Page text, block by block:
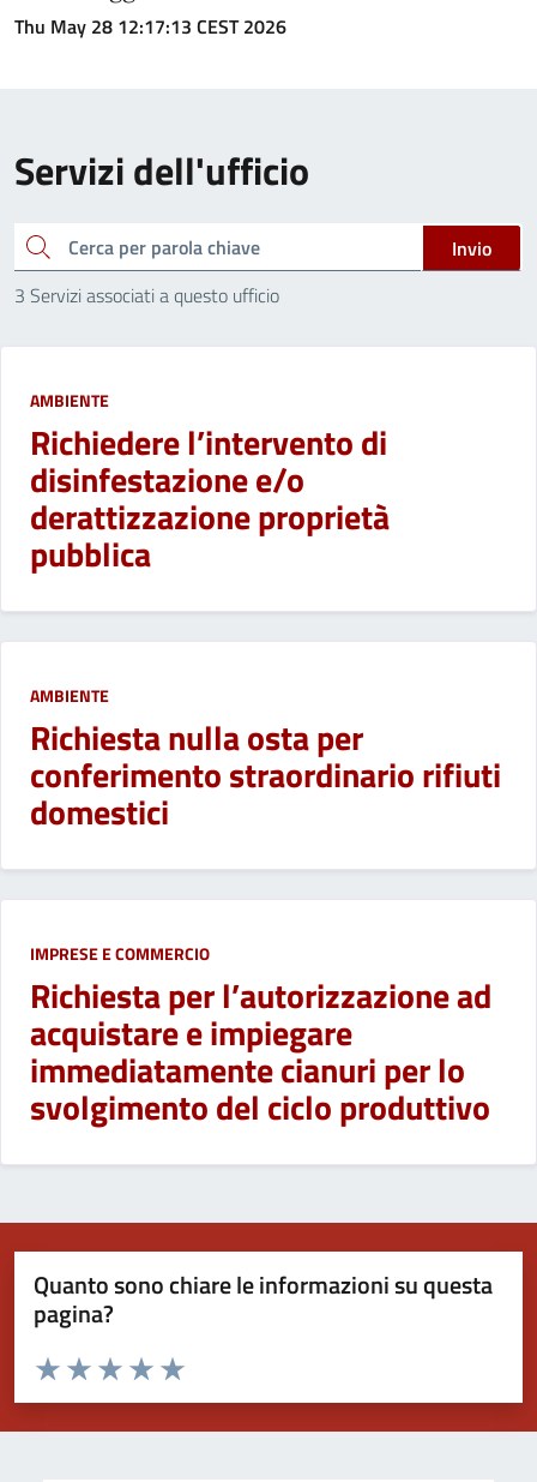
Thu May 28 12:17:13 CEST 2026
Servizi dell'ufficio
cerca
Invio
3 Servizi associati a questo ufficio
AMBIENTE
Richiedere l’intervento di
disinfestazione e/o
derattizzazione proprietà
pubblica
AMBIENTE
Richiesta nulla osta per
conferimento straordinario rifiuti
domestici
IMPRESE E COMMERCIO
Richiesta per l’autorizzazione ad
acquistare e impiegare
immediatamente cianuri per lo
svolgimento del ciclo produttivo
Quanto sono chiare le informazioni su questa
pagina?
Valuta da 1 a 5 stelle la pagina
Valuta 5 stelle su 5
Valuta 4 stelle su 5
Valuta 3 stelle su 5
Valuta 2 stelle su 5
Valuta 1 stelle su 5